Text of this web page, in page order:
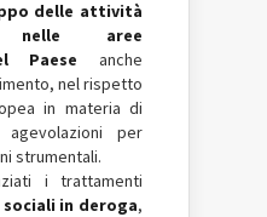
delle attività
nelle aree
Paese anche
nel rispetto
in materia di
per
strumentali.
i trattamenti
in deroga,